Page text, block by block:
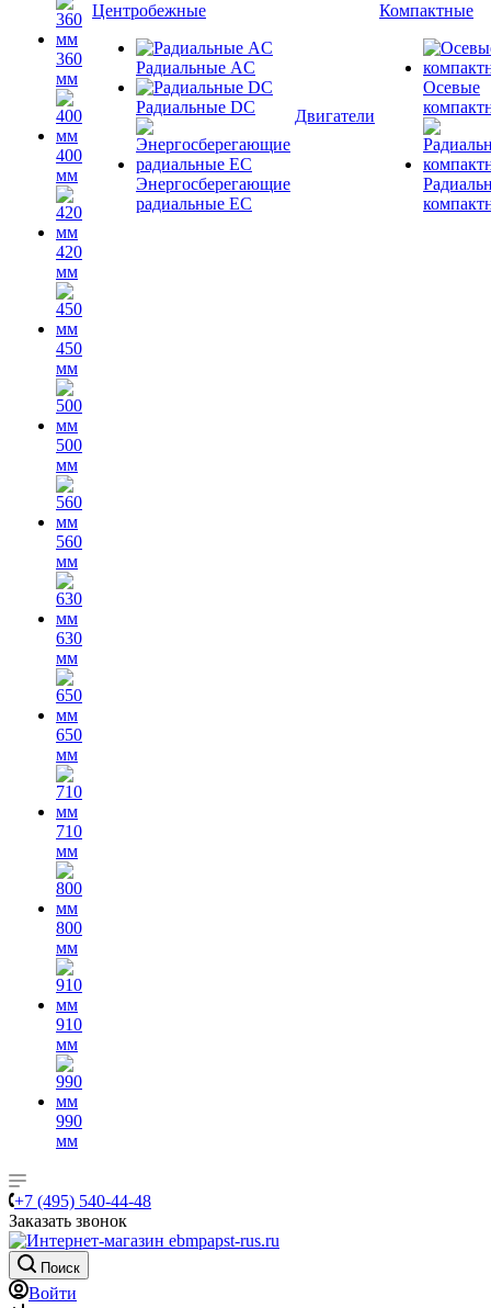
360
мм
400
мм
420
мм
450
мм
500
мм
560
мм
630
мм
650
мм
710
мм
800
мм
910
мм
990
мм
Центробежные
Радиальные AC
Радиальные DC
Энергосберегающие
радиальные EC
Двигатели
Компактные
Осевые
+7 (495) 540-44-48
Заказать звонок
Поиск
Войти